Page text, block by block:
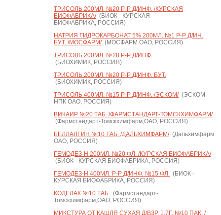
ТРИСОЛЬ 200МЛ. №20 Р-Р Д/ИНФ. /КУРСКАЯ
БИОФАБРИКА/(БИОК - КУРСКАЯ
БИОФАБРИКА, РОССИЯ)
НАТРИЯ ГИДРОКАРБОНАТ 5% 200МЛ. №1 Р-Р Д/ИН.
БУТ. /МОСФАРМ/(МОСФАРМ ОАО, РОССИЯ)
ТРИСОЛЬ 200МЛ. №28 Р-Р Д/ИНФ.
(БИОХИМИК, РОССИЯ)
ТРИСОЛЬ 200МЛ. №20 Р-Р Д/ИНФ. БУТ.
(БИОХИМИК, РОССИЯ)
ТРИСОЛЬ 400МЛ. №15 Р-Р Д/ИНФ. /ЭСКОМ/(ЭСКОМ
НПК ОАО, РОССИЯ)
ВИКАИР №20 ТАБ. /ФАРМСТАНДАРТ-ТОМСКХИМФАРМ/
(Фармстандарт-Томскхимфарм,ОАО, РОССИЯ)
БЕЛЛАЛГИН №10 ТАБ. /ДАЛЬХИМФАРМ/(Дальхимфарм
ОАО, РОССИЯ)
ГЕМОДЕЗ-Н 200МЛ. №20 ФЛ. /КУРСКАЯ БИОФАБРИКА/
(БИОК - КУРСКАЯ БИОФАБРИКА, РОССИЯ)
ГЕМОДЕЗ-Н 400МЛ. Р-Р Д/ИНФ. №15 ФЛ.(БИОК -
КУРСКАЯ БИОФАБРИКА, РОССИЯ)
КОДЕЛАК №10 ТАБ.(Фармстандарт-
Томскхимфарм,ОАО, РОССИЯ)
МИКСТУРА ОТ КАШЛЯ СУХАЯ Д/ВЗР. 1,7Г. №10 ПАК. /